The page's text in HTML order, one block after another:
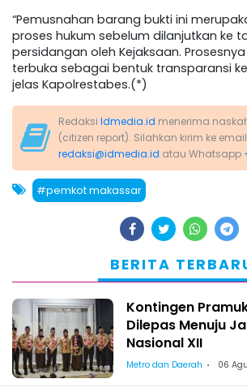
“Pemusnahan barang bukti ini
proses hukum sebelum dilanjutkan ke
persidangan oleh Kejaksaan.
terbuka sebagai bentuk transparansi
jelas Kapolrestabes.(*)
Redaksi Idmedia.id menerima
(citizen report). Silahkan kirim ke
redaksi@idmedia.id atau Whatsapp
#pemkot makassar
BERITA
Kontingen
Dilepas Menuju
Nasional XII
Metro dan Daerah 06